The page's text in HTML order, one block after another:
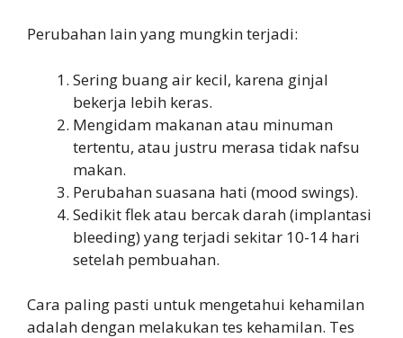
Perubahan lain yang mungkin terjadi:
Sering buang air kecil, karena ginjal
bekerja lebih keras.
Mengidam makanan atau minuman
tertentu, atau justru merasa tidak nafsu
makan.
Perubahan suasana hati (mood swings).
Sedikit flek atau bercak darah (implantasi
bleeding) yang terjadi sekitar 10-14 hari
setelah pembuahan.
Cara paling pasti untuk mengetahui kehamilan
adalah dengan melakukan tes kehamilan. Tes